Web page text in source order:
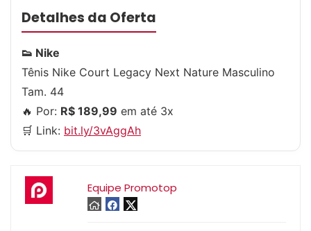
Detalhes da Oferta
👟 Nike
Tênis Nike Court Legacy Next Nature Masculino
Tam. 44
🔥 Por: R$ 189,99 em até 3x
🛒 Link: bit.ly/3vAggAh
Equipe Promotop